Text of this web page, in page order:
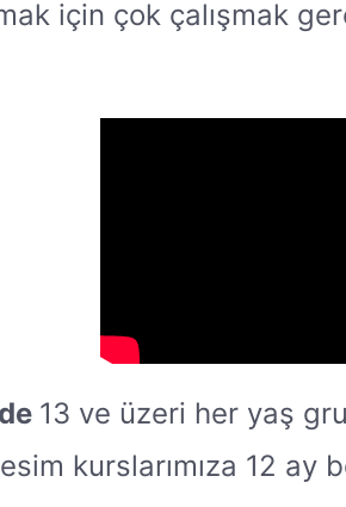
için çok çalışmak
13 ve üzeri her yaş
kurslarımıza 12